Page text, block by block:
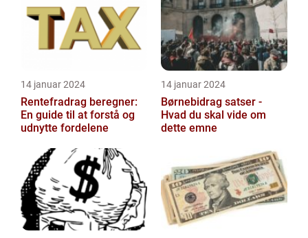
14 januar 2024
Rentefradrag beregner:
En guide til at forstå og
udnytte fordelene
14 januar 2024
Børnebidrag satser -
Hvad du skal vide om
dette emne